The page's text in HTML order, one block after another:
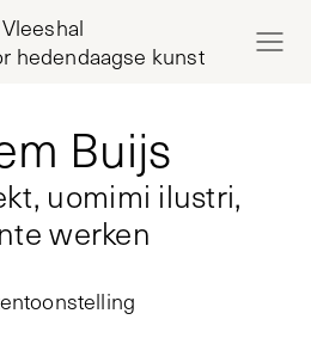
Vleeshal
hedendaagse kunst
uomimi ilustri,
werken
Buijs